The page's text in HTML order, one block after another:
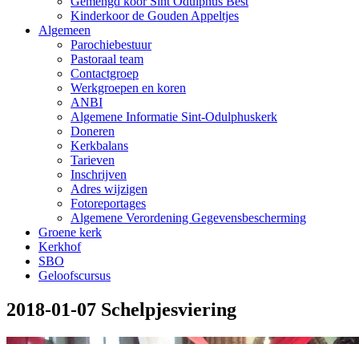
Kinderkoor de Gouden Appeltjes
Algemeen
Parochiebestuur
Pastoraal team
Contactgroep
Werkgroepen en koren
ANBI
Algemene Informatie Sint-Odulphuskerk
Doneren
Kerkbalans
Tarieven
Inschrijven
Adres wijzigen
Fotoreportages
Algemene Verordening Gegevensbescherming
Groene kerk
Kerkhof
SBO
Geloofscursus
2018-01-07 Schelpjesviering